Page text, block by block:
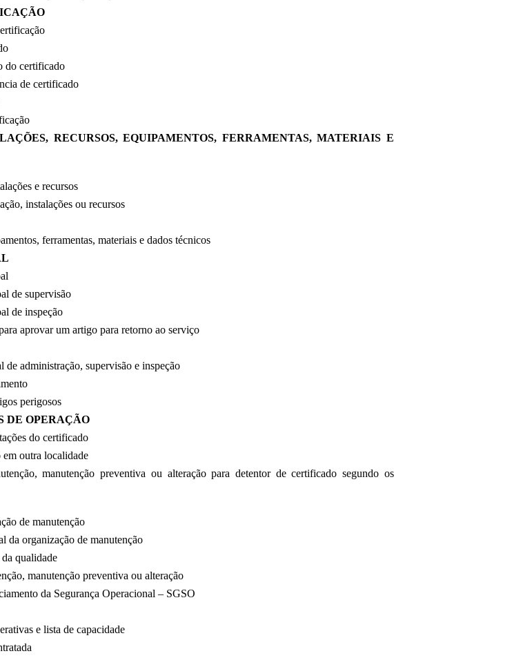
do certificado
de certificado
RECURSOS, EQUIPAMENTOS, FERRAMENTAS, MATERIAIS E
e recursos
instalações ou recursos
ferramentas, materiais e dados técnicos
de supervisão
de inspeção
aprovar um artigo para retorno ao serviço
de administração, supervisão e inspeção
perigosos
DE OPERAÇÃO
do certificado
outra localidade
manutenção preventiva ou alteração para detentor de certificado segundo os
de manutenção
da organização de manutenção
qualidade
manutenção preventiva ou alteração
da Segurança Operacional – SGSO
e lista de capacidade